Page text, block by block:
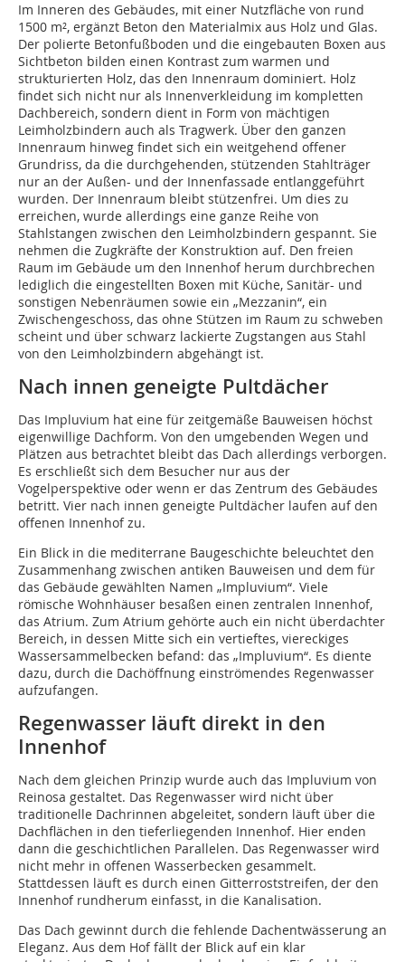
Im Inneren des Gebäudes, mit einer Nutzfläche von rund
1500 m², ergänzt Beton den Materialmix aus Holz und Glas.
Der polierte Betonfußboden und die eingebauten Boxen aus
Sichtbeton bilden einen Kontrast zum warmen und
strukturierten Holz, das den Innenraum dominiert. Holz
findet sich nicht nur als Innenverkleidung im kompletten
Dachbereich, sondern dient in Form von mächtigen
Leimholzbindern auch als Tragwerk. Über den ganzen
Innenraum hinweg findet sich ein weitgehend offener
Grundriss, da die durchgehenden, stützenden Stahlträger
nur an der Außen- und der Innenfassade entlanggeführt
wurden. Der Innenraum bleibt stützenfrei. Um dies zu
erreichen, wurde allerdings eine ganze Reihe von
Stahlstangen zwischen den Leimholzbindern gespannt. Sie
nehmen die Zugkräfte der Konstruktion auf. Den freien
Raum im Gebäude um den Innenhof herum durchbrechen
lediglich die eingestellten Boxen mit Küche, Sanitär- und
sonstigen Nebenräumen sowie ein „Mezzanin“, ein
Zwischengeschoss, das ohne Stützen im Raum zu schweben
scheint und über schwarz lackierte Zugstangen aus Stahl
von den Leimholzbindern abgehängt ist.
Nach innen geneigte Pultdächer
Das Impluvium hat eine für zeitgemäße Bauweisen höchst
eigenwillige Dachform. Von den umgebenden Wegen und
Plätzen aus betrachtet bleibt das Dach allerdings verborgen.
Es erschließt sich dem Besucher nur aus der
Vogelperspektive oder wenn er das Zentrum des Gebäudes
betritt. Vier nach innen geneigte Pultdächer laufen auf den
offenen Innenhof zu.
Ein Blick in die mediterrane Baugeschichte beleuchtet den
Zusammenhang zwischen antiken Bauweisen und dem für
das Gebäude gewählten Namen „Impluvium“. Viele
römische Wohnhäuser besaßen einen zentralen Innenhof,
das Atrium. Zum Atrium gehörte auch ein nicht überdachter
Bereich, in dessen Mitte sich ein vertieftes, viereckiges
Wassersammelbecken befand: das „Impluvium“. Es diente
dazu, durch die Dachöffnung einströmendes Regenwasser
aufzufangen.
Regenwasser läuft direkt in den
Innenhof
Nach dem gleichen Prinzip wurde auch das Impluvium von
Reinosa gestaltet. Das Regenwasser wird nicht über
traditionelle Dachrinnen abgeleitet, sondern läuft über die
Dachflächen in den tieferliegenden Innenhof. Hier enden
dann die geschichtlichen Parallelen. Das Regenwasser wird
nicht mehr in offenen Wasserbecken gesammelt.
Stattdessen läuft es durch einen Gitterroststreifen, der den
Innenhof rundherum einfasst, in die Kanalisation.
Das Dach gewinnt durch die fehlende Dachentwässerung an
Eleganz. Aus dem Hof fällt der Blick auf ein klar